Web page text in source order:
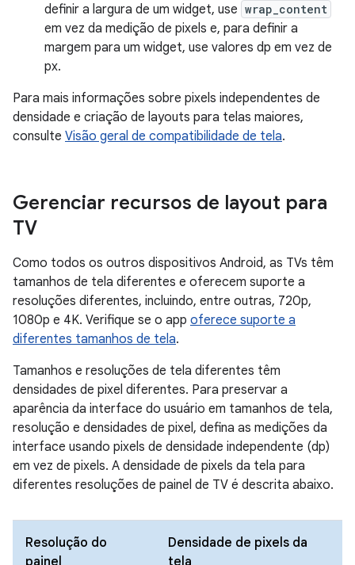
definir a largura de um widget, use wrap_content
em vez da medição de pixels e, para definir a
margem para um widget, use valores dp em vez de
px.
Para mais informações sobre pixels independentes de
densidade e criação de layouts para telas maiores,
consulte Visão geral de compatibilidade de tela.
Gerenciar recursos de layout para
TV
Como todos os outros dispositivos Android, as TVs têm
tamanhos de tela diferentes e oferecem suporte a
resoluções diferentes, incluindo, entre outras, 720p,
1080p e 4K. Verifique se o app oferece suporte a
diferentes tamanhos de tela.
Tamanhos e resoluções de tela diferentes têm
densidades de pixel diferentes. Para preservar a
aparência da interface do usuário em tamanhos de tela,
resolução e densidades de pixel, defina as medições da
interface usando pixels de densidade independente (dp)
em vez de pixels. A densidade de pixels da tela para
diferentes resoluções de painel de TV é descrita abaixo.
Resolução do
painel
Densidade de pixels da
tela